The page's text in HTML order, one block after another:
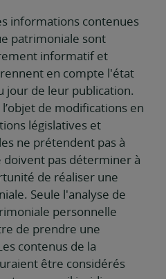
informations contenues
patrimoniale sont
informatif et
en compte l'état
jour de leur publication.
de modifications en
législatives et
ne prétendent pas à
doivent pas déterminer à
de réaliser une
Seule l'analyse de
personnelle
de prendre une
contenus de la
être considérés